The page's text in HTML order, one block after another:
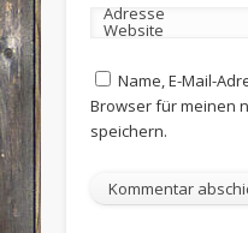
Adresse
Website
Name, E-Mail-
Browser für meinen
speichern.